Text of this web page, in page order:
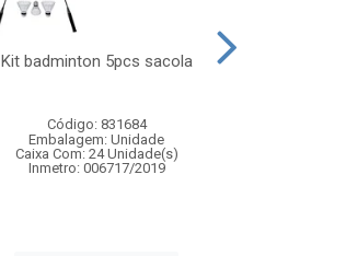
Kit badminton 5pcs sacola
Código: 831684
Embalagem: Unidade
Caixa Com: 24 Unidade(s)
Inmetro: 006717/2019